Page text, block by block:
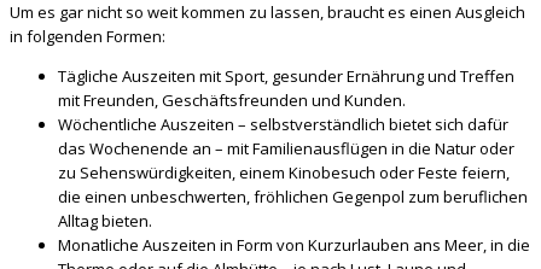
Um es gar nicht so weit kommen zu lassen, braucht es einen Ausgleich
in folgenden Formen:
Tägliche Auszeiten mit Sport, gesunder Ernährung und Treffen
mit Freunden, Geschäftsfreunden und Kunden.
Wöchentliche Auszeiten – selbstverständlich bietet sich dafür
das Wochenende an – mit Familienausflügen in die Natur oder
zu Sehenswürdigkeiten, einem Kinobesuch oder Feste feiern,
die einen unbeschwerten, fröhlichen Gegenpol zum beruflichen
Alltag bieten.
Monatliche Auszeiten in Form von Kurzurlauben ans Meer, in die